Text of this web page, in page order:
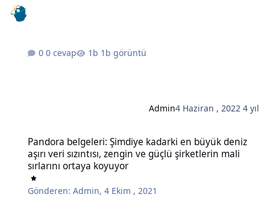
0 cevap 1b görüntü
Admin4 Haziran , 2022 4 yıl
Pandora belgeleri: Şimdiye kadarki en büyük deniz
aşırı veri sızıntısı, zengin ve güçlü şirketlerin mali
sırlarını ortaya koyuyor
Gönderen:Admin,4 Ekim , 2021